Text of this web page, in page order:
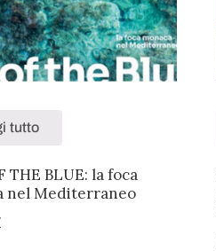
tutto
THE BLUE: la foca
nel Mediterraneo